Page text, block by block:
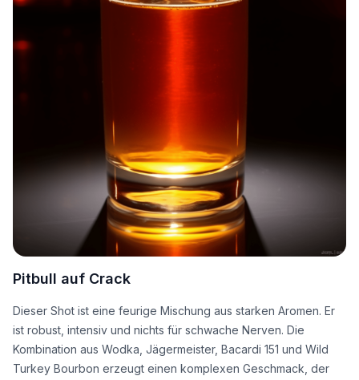
Pitbull auf Crack
Dieser Shot ist eine feurige Mischung aus starken Aromen. Er
ist robust, intensiv und nichts für schwache Nerven. Die
Kombination aus Wodka, Jägermeister, Bacardi 151 und Wild
Turkey Bourbon erzeugt einen komplexen Geschmack, der